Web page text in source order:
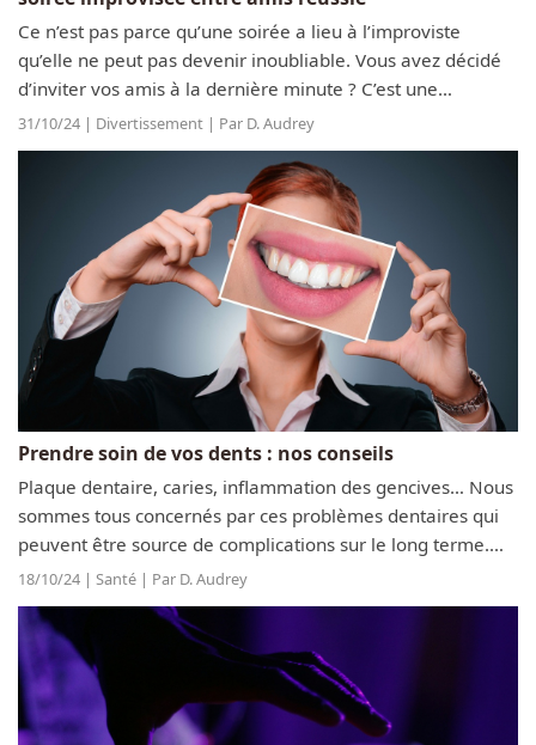
Ce n’est pas parce qu’une soirée a lieu à l’improviste
qu’elle ne peut pas devenir inoubliable. Vous avez décidé
d’inviter vos amis à la dernière minute ? C’est une
excellente idée, à condition que tout soit mis en œuvre
pour que vous et vos...
31/10/24 | Divertissement | Par D. Audrey
Prendre soin de vos dents : nos conseils
Plaque dentaire, caries, inflammation des gencives… Nous
sommes tous concernés par ces problèmes dentaires qui
peuvent être source de complications sur le long terme.
Pour éviter cela, prendre soin de ses dents est essentiel.
Pour vous aider...
18/10/24 | Santé | Par D. Audrey